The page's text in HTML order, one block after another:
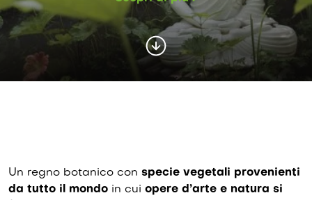
Un regno botanico con specie vegetali provenienti
da tutto il mondo in cui opere d’arte e natura si